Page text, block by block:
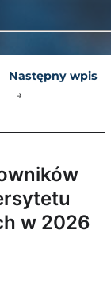
Następny wpis
→
w 2026